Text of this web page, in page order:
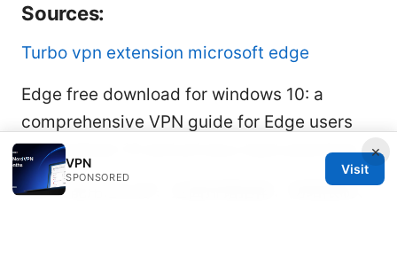
Sources:
Turbo vpn extension microsoft edge
Edge free download for windows 10: a
comprehensive VPN guide for Edge users
on Windows 10 and privacy best practices
Vpn不能用怎么办？全面排错指南：网络限制、
×
VPN
SPONSORED
Visit